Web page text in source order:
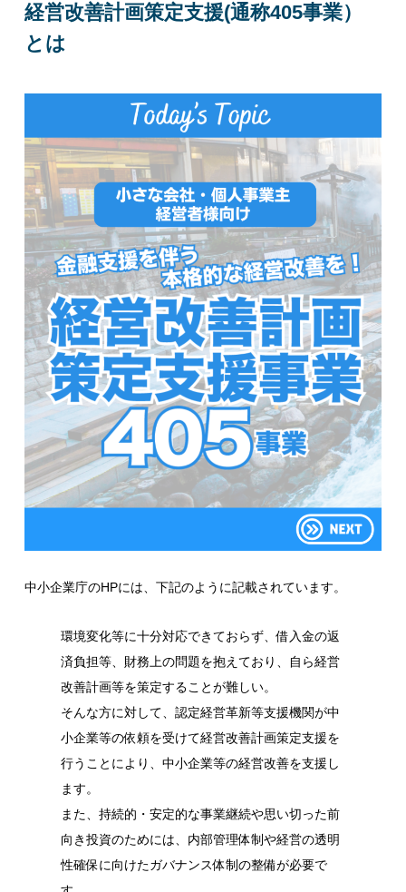
経営改善計画策定支援(通称405事業）
とは
中小企業庁のHPには、下記のように記載されています。
環境変化等に十分対応できておらず、借入金の返
済負担等、財務上の問題を抱えており、自ら経営
改善計画等を策定することが難しい。
そんな方に対して、認定経営革新等支援機関が中
小企業等の依頼を受けて経営改善計画策定支援を
行うことにより、中小企業等の経営改善を支援し
ます。
また、持続的・安定的な事業継続や思い切った前
向き投資のためには、内部管理体制や経営の透明
性確保に向けたガバナンス体制の整備が必要で